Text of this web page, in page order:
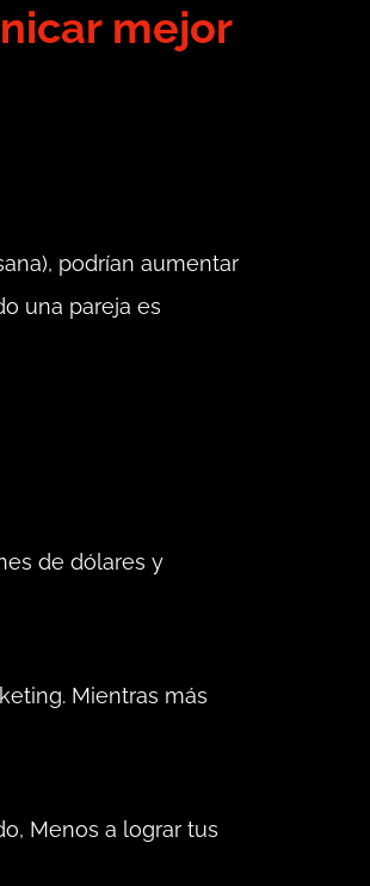
mejor
podrían aumentar
una pareja es
de dólares y
Mientras más
Menos a lograr tus